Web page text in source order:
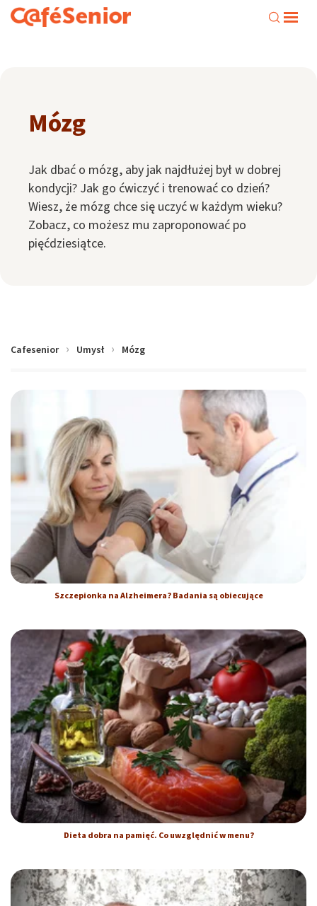
Mózg
Jak dbać o mózg, aby jak najdłużej był w dobrej
kondycji? Jak go ćwiczyć i trenować co dzień?
Wiesz, że mózg chce się uczyć w każdym wieku?
Zobacz, co możesz mu zaproponować po
pięćdziesiątce.
Cafesenior Umysł Mózg
Szczepionka na Alzheimera? Badania są obiecujące
Dieta dobra na pamięć. Co uwzględnić w menu?